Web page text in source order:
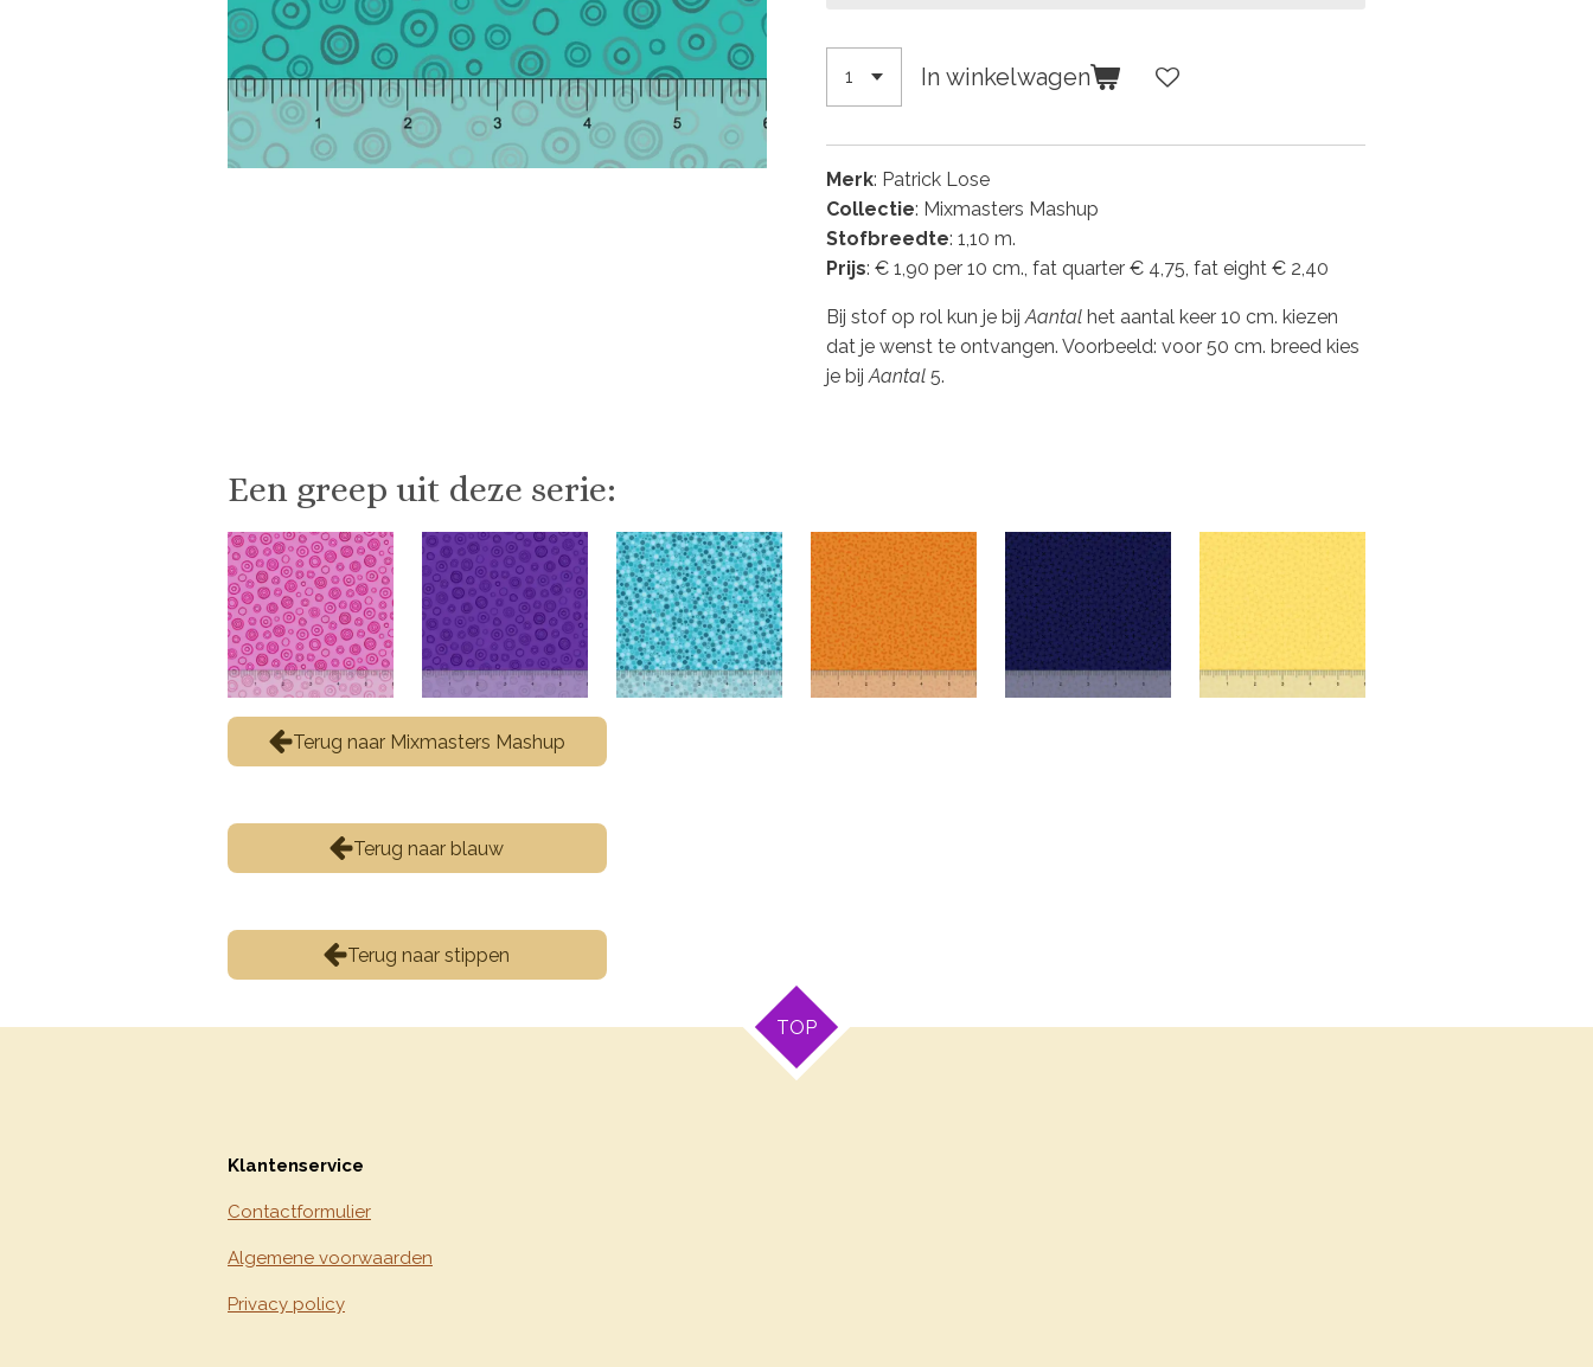
In winkelwagen
Merk: Patrick Lose
Collectie: Mixmasters Mashup
Stofbreedte: 1,10 m.
Prijs: € 1,90 per 10 cm., fat quarter € 4,75, fat eight € 2,40
Bij stof op rol kun je bijAantal het aantal keer 10 cm. kiezen
dat je wenst te ontvangen. Voorbeeld: voor 50 cm. breed kies
je bijAantal 5.
Een greep uit deze serie:
Terug naar Mixmasters Mashup
Terug naar blauw
Terug naar stippen
TOP
Klantenservice
Contactformulier
Algemene voorwaarden
Privacy policy